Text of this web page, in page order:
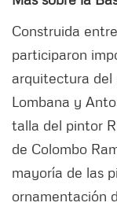
Construida
participaron
arquitectura del
Lombana y
talla del pintor
de Colombo
mayoría de las
ornamentación